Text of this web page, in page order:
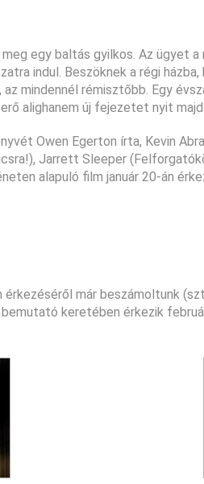
egy baltás gyilkos. Az ügyet
indul. Beszöknek a régi
mindennél rémisztőbb. Egy
alighanem új fejezetet nyit majd.
Owen Egerton írta, Kevin
Jarrett Sleeper
alapuló film január 20-án
már beszámoltunk
keretében érkezik